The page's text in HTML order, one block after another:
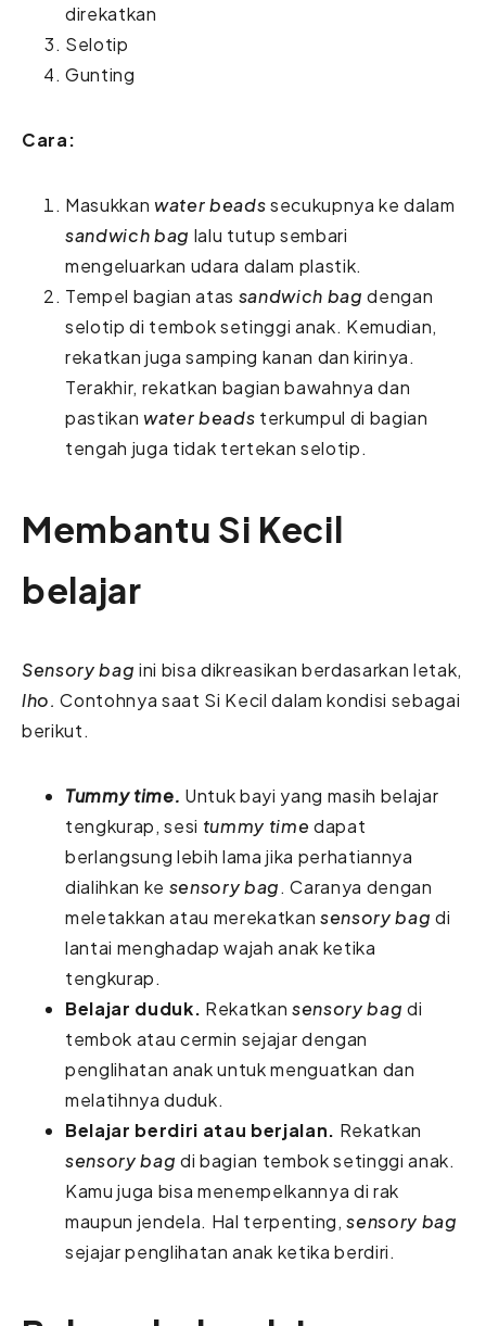
direkatkan
Selotip
Gunting
Cara:
Masukkan water beadssecukupnya ke dalam
sandwich bag lalu tutup sembari
mengeluarkan udara dalam plastik.
Tempel bagian atas sandwich bagdengan
selotip di tembok setinggi anak. Kemudian,
rekatkan juga samping kanan dan kirinya.
Terakhir, rekatkan bagian bawahnya dan
pastikan water beads terkumpul di bagian
tengah juga tidak tertekan selotip.
Membantu Si Kecil
belajar
Sensory bag ini bisa dikreasikan berdasarkan letak,
lho. Contohnya saat Si Kecil dalam kondisi sebagai
berikut.
Tummy time. Untuk bayi yang masih belajar
tengkurap, sesi tummy time dapat
berlangsung lebih lama jika perhatiannya
dialihkan ke sensory bag. Caranya dengan
meletakkan atau merekatkansensory bag di
lantai menghadap wajah anak ketika
tengkurap.
Belajar duduk. Rekatkansensory bag di
tembok atau cermin sejajar dengan
penglihatan anak untuk menguatkan dan
melatihnya duduk.
Belajar berdiri atau berjalan. Rekatkan
sensory bag di bagian tembok setinggi anak.
Kamu juga bisa menempelkannya di rak
maupun jendela. Hal terpenting,sensory bag
sejajar penglihatan anak ketika berdiri.